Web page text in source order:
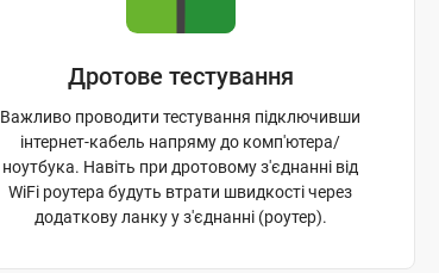
Дротове тестування
Важливо проводити тестування підключивши
інтернет-кабель напряму до комп'ютера/
ноутбука. Навіть при дротовому з'єднанні від
WiFi роутера будуть втрати швидкості через
додаткову ланку у з'єднанні (роутер).